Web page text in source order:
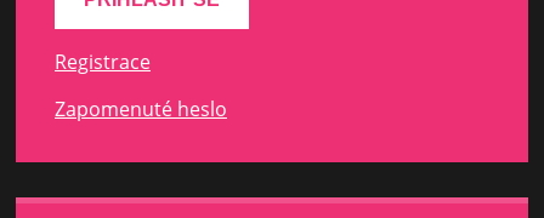
Registrace
Zapomenuté heslo